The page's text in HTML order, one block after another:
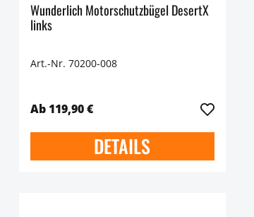
Wunderlich Motorschutzbügel DesertX
links
Art.-Nr. 70200-008
Ab 119,90 €
DETAILS